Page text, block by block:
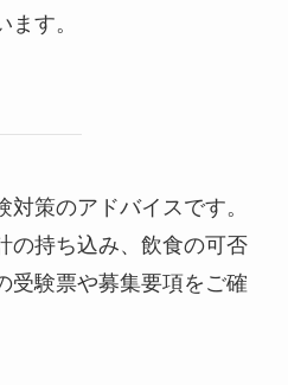
す。
策のアドバイスです。
の持ち込み、飲食の可否
受験票や募集要項をご確